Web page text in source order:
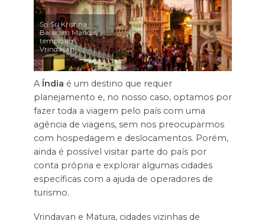
Sri Sri Krishna
Balaram Mandir,
templo em
Vrindavan
A Índia é um destino que requer
planejamento e, no nosso caso, optamos por
fazer toda a viagem pelo país com uma
agência de viagens, sem nos preocuparmos
com hospedagem e deslocamentos. Porém,
ainda é possível visitar parte do país por
conta própria e explorar algumas cidades
específicas com a ajuda de operadores de
turismo.
Vrindavan e Matura, cidades vizinhas de